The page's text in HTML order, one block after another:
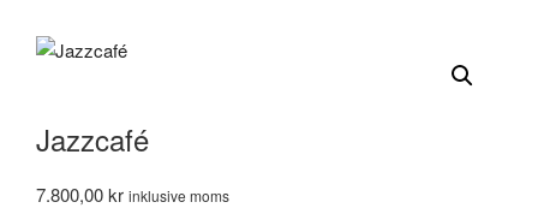
Jazzcafé
7.800,00kr inklusive moms